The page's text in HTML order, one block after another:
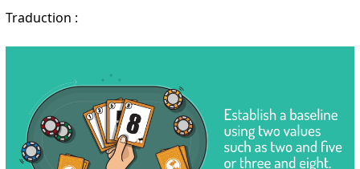
Traduction :